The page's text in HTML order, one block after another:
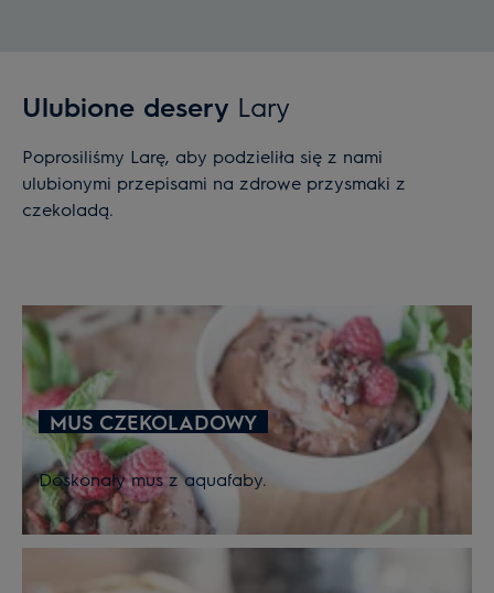
Ulubione desery Lary
Poprosiliśmy Larę, aby podzieliła się z nami
ulubionymi przepisami na zdrowe przysmaki z
czekoladą.
MUS CZEKOLADOWY
Doskonały mus z aquafaby.